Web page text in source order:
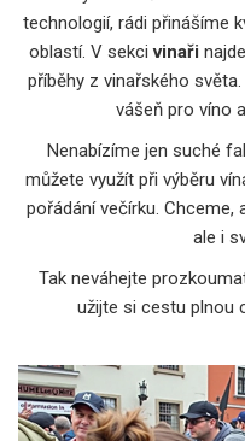
technologií, rádi přinášíme
oblastí. V sekcivinaři
příběhy z vinařského
vášeň pro víno
Nenabízíme jen suché
můžete využít při výběru
pořádání večírku. Chceme,
ale i
Tak neváhejte
užijte si cestu plnou